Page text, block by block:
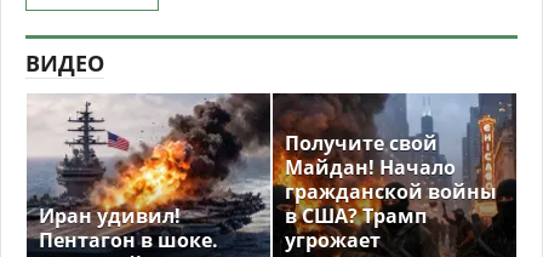
ВИДЕО
Иран удивил!
Пентагон в шоке.
Получите свой
Майдан! Начало
гражданской войны
в США? Трамп
угрожает